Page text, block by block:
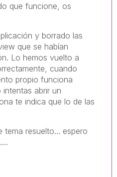
que funcione, os
y borrado las
que se habían
Lo hemos vuelto a
cuando
propio funciona
abrir un
te indica que lo de las
tema resuelto... espero